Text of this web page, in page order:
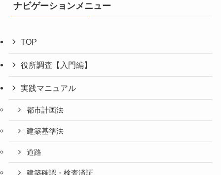
ナビゲーションメニュー
TOP
役所調査【入門編】
実践マニュアル
都市計画法
建築基準法
道路
建築確認・検査済証